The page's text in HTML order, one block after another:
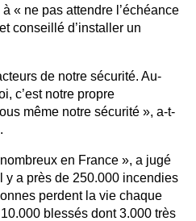
« ne pas attendre l’échéance
conseillé d’installer un
de notre sécurité. Au-
c’est notre propre
même notre sécurité », a-t-
en France », a jugé
y a près de 250.000 incendies
perdent la vie chaque
blessés dont 3.000 très